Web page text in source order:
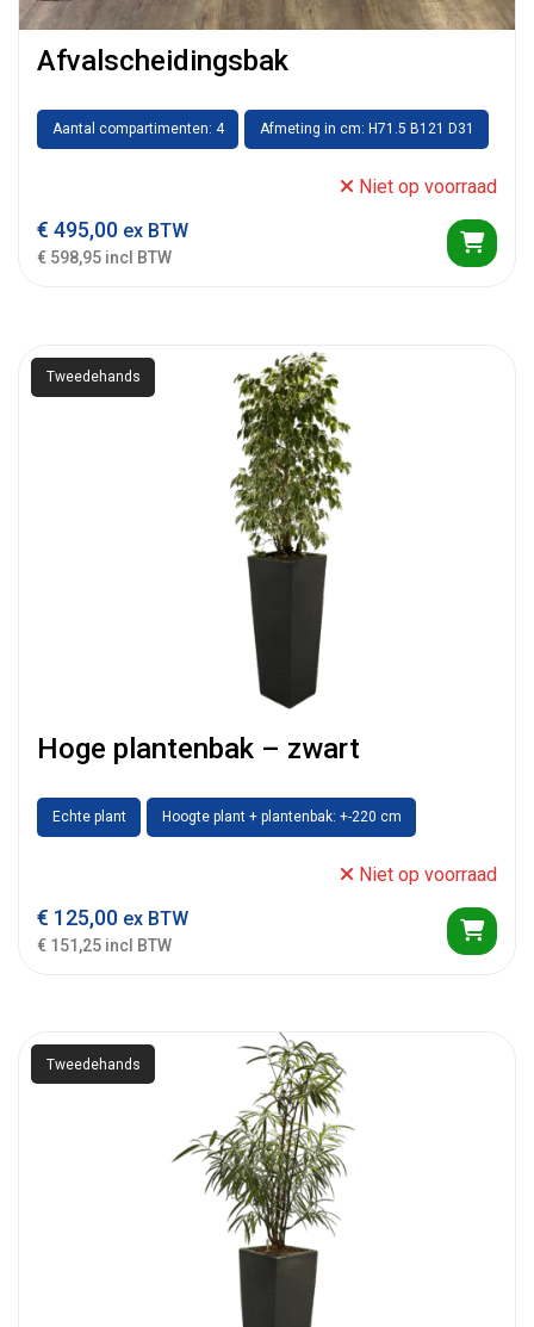
Afvalscheidingsbak
Aantal compartimenten: 4 Afmeting in cm: H71.5 B121 D31
Niet op voorraad
€ 495,00 ex BTW
€ 598,95 incl BTW
Tweedehands
Hoge plantenbak – zwart
Echte plant Hoogte plant + plantenbak: +-220 cm
Niet op voorraad
€ 125,00 ex BTW
€ 151,25 incl BTW
Tweedehands